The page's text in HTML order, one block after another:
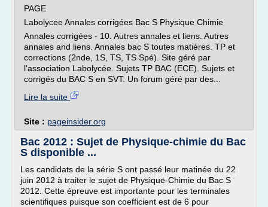
PAGE
Labolycee Annales corrigées Bac S Physique Chimie
Annales corrigées - 10. Autres annales et liens. Autres
annales and liens. Annales bac S toutes matières. TP et
corrections (2nde, 1S, TS, TS Spé). Site géré par
l'association Labolycée. Sujets TP BAC (ECE). Sujets et
corrigés du BAC S en SVT. Un forum géré par des...
Lire la suite
Site : pageinsider.org
Bac 2012 : Sujet de Physique-chimie du Bac
S disponible ...
Les candidats de la série S ont passé leur matinée du 22
juin 2012 à traiter le sujet de Physique-Chimie du Bac S
2012. Cette épreuve est importante pour les terminales
scientifiques puisque son coefficient est de 6 pour